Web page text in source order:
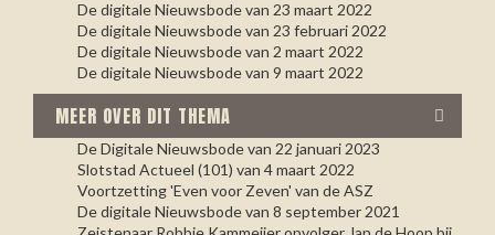
De digitale Nieuwsbode van 23 maart 2022
De digitale Nieuwsbode van 23 februari 2022
De digitale Nieuwsbode van 2 maart 2022
De digitale Nieuwsbode van 9 maart 2022
MEER OVER DIT THEMA
De Digitale Nieuwsbode van 22 januari 2023
Slotstad Actueel (101) van 4 maart 2022
Voortzetting 'Even voor Zeven' van de ASZ
De digitale Nieuwsbode van 8 september 2021